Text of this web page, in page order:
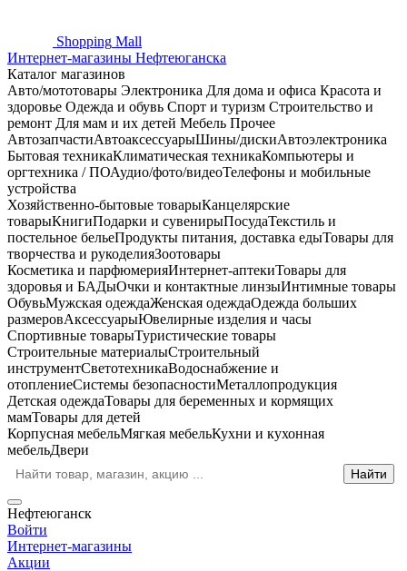
Shopping Mall
Интернет-магазины Нефтеюганска
Каталог магазинов
Авто/мототовары Электроника Для дома и офиса Красота и
здоровье Одежда и обувь Спорт и туризм Строительство и
ремонт Для мам и их детей Мебель Прочее
АвтозапчастиАвтоаксессуарыШины/дискиАвтоэлектроника
Бытовая техникаКлиматическая техникаКомпьютеры и
оргтехника / ПОАудио/фото/видеоТелефоны и мобильные
устройства
Хозяйственно-бытовые товарыКанцелярские
товарыКнигиПодарки и сувенирыПосудаТекстиль и
постельное бельеПродукты питания, доставка едыТовары для
творчества и рукоделияЗоотовары
Косметика и парфюмерияИнтернет-аптекиТовары для
здоровья и БАДыОчки и контактные линзыИнтимные товары
ОбувьМужская одеждаЖенская одеждаОдежда больших
размеровАксессуарыЮвелирные изделия и часы
Спортивные товарыТуристические товары
Строительные материалыСтроительный
инструментСветотехникаВодоснабжение и
отоплениеСистемы безопасностиМеталлопродукция
Детская одеждаТовары для беременных и кормящих
мамТовары для детей
Корпусная мебельМягкая мебельКухни и кухонная
мебельДвери
Нефтеюганск
Войти
Интернет-магазины
Акции